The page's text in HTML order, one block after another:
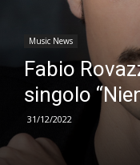
Music News
Fabio
singolo
31/12/2022